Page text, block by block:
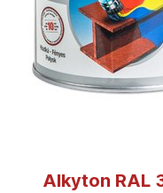
Alkyton RAL